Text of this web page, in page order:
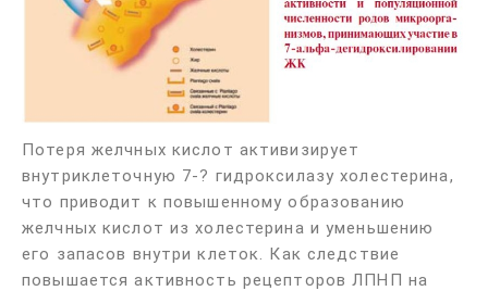
Потеря желчных кислот активизирует
внутриклеточную 7-? гидроксилазу холестерина,
что приводит к повышенному образованию
желчных кислот из холестерина и уменьшению
его запасов внутри клеток. Как следствие
повышается активность рецепторов ЛПНП на